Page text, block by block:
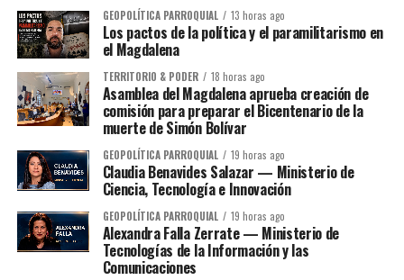
GEOPOLÍTICA PARROQUIAL 13 horas ago
Los pactos de la política y el paramilitarismo en
el Magdalena
TERRITORIO & PODER 18 horas ago
Asamblea del Magdalena aprueba creación de
comisión para preparar el Bicentenario de la
muerte de Simón Bolívar
GEOPOLÍTICA PARROQUIAL 19 horas ago
Claudia Benavides Salazar — Ministerio de
Ciencia, Tecnología e Innovación
GEOPOLÍTICA PARROQUIAL 19 horas ago
Alexandra Falla Zerrate — Ministerio de
Tecnologías de la Información y las
Comunicaciones